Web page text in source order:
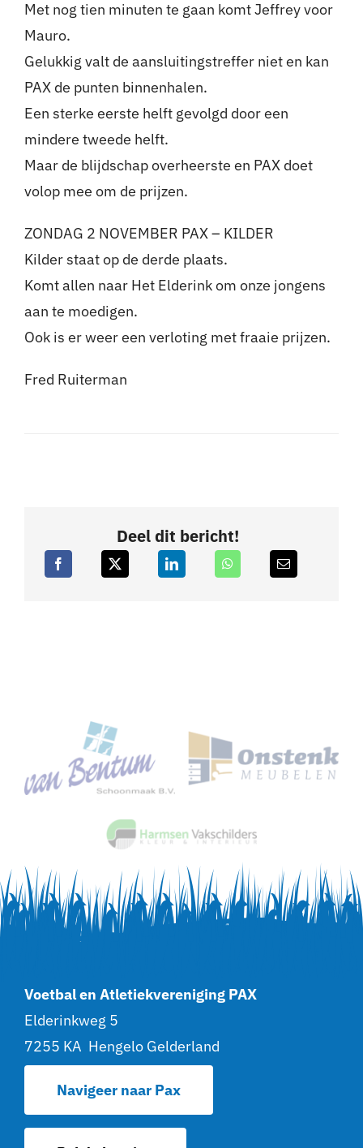
Met nog tien minuten te gaan komt Jeffrey voor
Mauro.
Gelukkig valt de aansluitingstreffer niet en kan
PAX de punten binnenhalen.
Een sterke eerste helft gevolgd door een
mindere tweede helft.
Maar de blijdschap overheerste en PAX doet
volop mee om de prijzen.
ZONDAG 2 NOVEMBER PAX – KILDER
Kilder staat op de derde plaats.
Komt allen naar Het Elderink om onze jongens
aan te moedigen.
Ook is er weer een verloting met fraaie prijzen.
Fred Ruiterman
Deel dit bericht!
Voetbal en Atletiekvereniging PAX
Elderinkweg 5
7255 KA Hengelo Gelderland
Navigeer naar Pax